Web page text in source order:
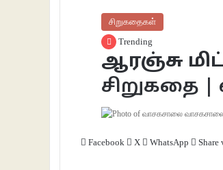
சிறுகதைகள்
Trending
ஆரஞ்சு
சிறுகதை
Facebook X WhatsApp Share